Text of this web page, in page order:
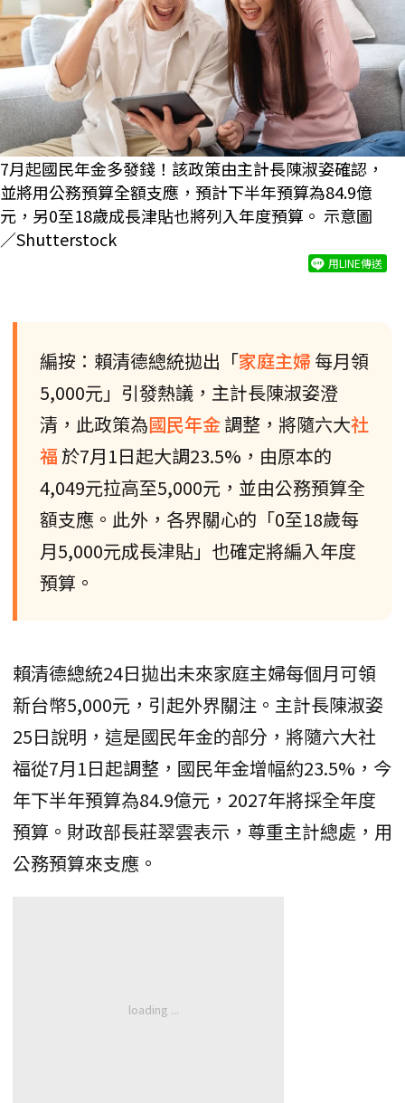
7月起國民年金多發錢！該政策由主計長陳淑姿確認，
並將用公務預算全額支應，預計下半年預算為84.9億
元，另0至18歲成長津貼也將列入年度預算。 示意圖
／Shutterstock
用LINE傳送
編按：賴清德總統拋出「家庭主婦 每月領
5,000元」引發熱議，主計長陳淑姿澄
清，此政策為國民年金調整，將隨六大社
福 於7月1日起大調23.5%，由原本的
4,049元拉高至5,000元，並由公務預算全
額支應。此外，各界關心的「0至18歲每
月5,000元成長津貼」也確定將編入年度
預算。
賴清德總統24日拋出未來家庭主婦每個月可領
新台幣5,000元，引起外界關注。主計長陳淑姿
25日說明，這是國民年金的部分，將隨六大社
福從7月1日起調整，國民年金增幅約23.5%，今
年下半年預算為84.9億元，2027年將採全年度
預算。財政部長莊翠雲表示，尊重主計總處，用
公務預算來支應。